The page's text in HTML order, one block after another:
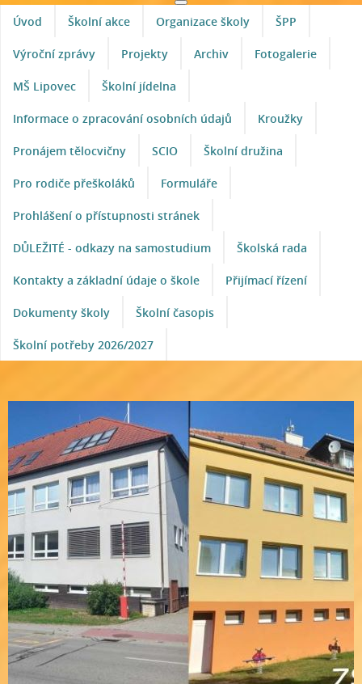
Úvod Školní akce Organizace školy ŠPP
Výroční zprávy Projekty Archiv Fotogalerie
MŠ Lipovec Školní jídelna
Informace o zpracování osobních údajů Kroužky
Pronájem tělocvičny SCIO Školní družina
Pro rodiče přeškoláků Formuláře
Prohlášení o přístupnosti stránek
DŮLEŽITÉ - odkazy na samostudium Školská rada
Kontakty a základní údaje o škole Přijímací řízení
Dokumenty školy Školní časopis
Školní potřeby 2026/2027